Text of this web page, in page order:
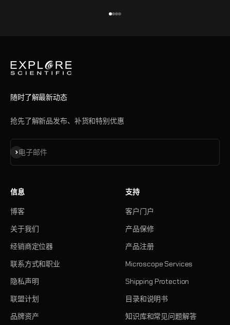
随时了解最新动态
抢先了解新品发布、补货和特别优惠
电子邮件
订阅
信息
博客
关于我们
经销商定位器
联系方式和职业
隐私声明
联盟计划
品牌资产
支持
客户门户
产品保修
产品注册
Microscope Services
Shipping Protection
目录和说明书
知识库和常见问题解答